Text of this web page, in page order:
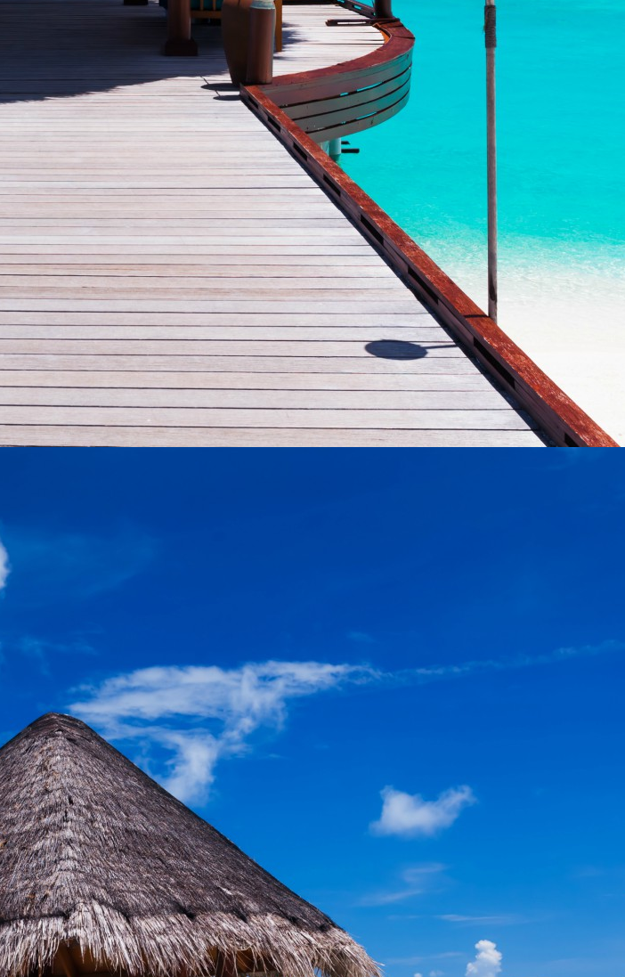
Vos favoris
Espace Voyageur
Accès propriétaire
ACTUALITÉS À PROPOS CONTACT INSCRIRE VOTRE LOGEMENT